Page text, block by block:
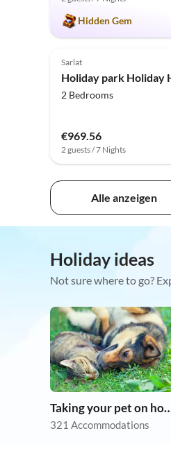
Hidden Gem
4.0 (4)
Sarlat
2 Bedrooms
€969.56
2 guests / 7 Nights
Alle anzeigen
Holiday ideas
Not sure where to go?
Taking your
321 Accommodations